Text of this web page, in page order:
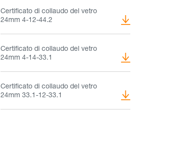
Certificato di collaudo del vetro
24mm 4-12-44.2
Certificato di collaudo del vetro
24mm 4-14-33.1
Certificato di collaudo del vetro
24mm 33.1-12-33.1